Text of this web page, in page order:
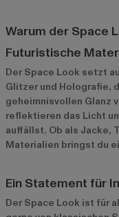
Warum der Space
Futuristische
Der Space Look setzt
Glitzer und Holografie,
geheimnisvollen Glanz
reflektieren das Licht
auffällst. Ob als Jacke,
Materialien bringst du
Ein Statement für
Der Space Look ist für